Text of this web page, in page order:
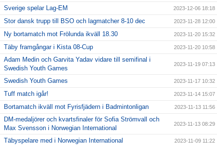
Sverige spelar Lag-EM 2023-12-06 18:18
Stor dansk trupp till BSO och lagmatcher 8-10 dec 2023-11-28 12:00
Ny bortamatch mot Frölunda ikväll 18.30 2023-11-20 15:32
Täby framgångar i Kista 08-Cup 2023-11-20 10:58
Adam Medin och Garvita Yadav vidare till semifinal i
Swedish Youth Games
2023-11-19 07:13
Swedish Youth Games 2023-11-17 10:32
Tuff match igår! 2023-11-14 15:07
Bortamatch ikväll mot Fyrisfjädern i Badmintonligan 2023-11-13 11:56
DM-medaljörer och kvartsfinaler för Sofia Strömvall och
Max Svensson i Norwegian International
2023-11-13 08:29
Täbyspelare med i Norwegian International 2023-11-09 11:22